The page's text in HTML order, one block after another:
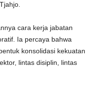
cara kerja jabatan
Ia percaya bahwa
konsolidasi kekuatan
lintas disiplin, lintas